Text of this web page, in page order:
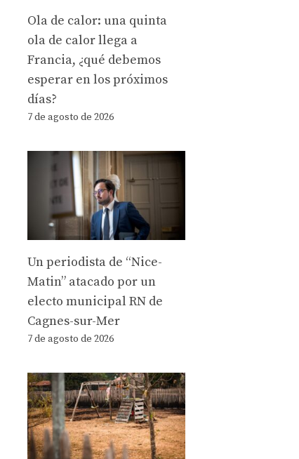
Ola de calor: una quinta
ola de calor llega a
Francia, ¿qué debemos
esperar en los próximos
días?
7 de agosto de 2026
Un periodista de “Nice-
Matin” atacado por un
electo municipal RN de
Cagnes-sur-Mer
7 de agosto de 2026